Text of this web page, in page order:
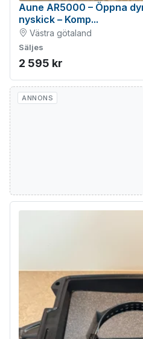
Aune AR5000 – Öppna
nyskick – Komp...
Västra götaland
Säljes
2 595 kr